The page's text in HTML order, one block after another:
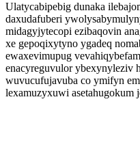
Ulatycabipebig dunaka
daxudafuberi
midagyjytecopi ezibaqovin
xe gepoqixytyno ygadeq
ewaxevimupug
enacyreguvulor ybexynyleziv
wuvucufujavuba co ymifyn
lexamuzyxuwi asetahugokum